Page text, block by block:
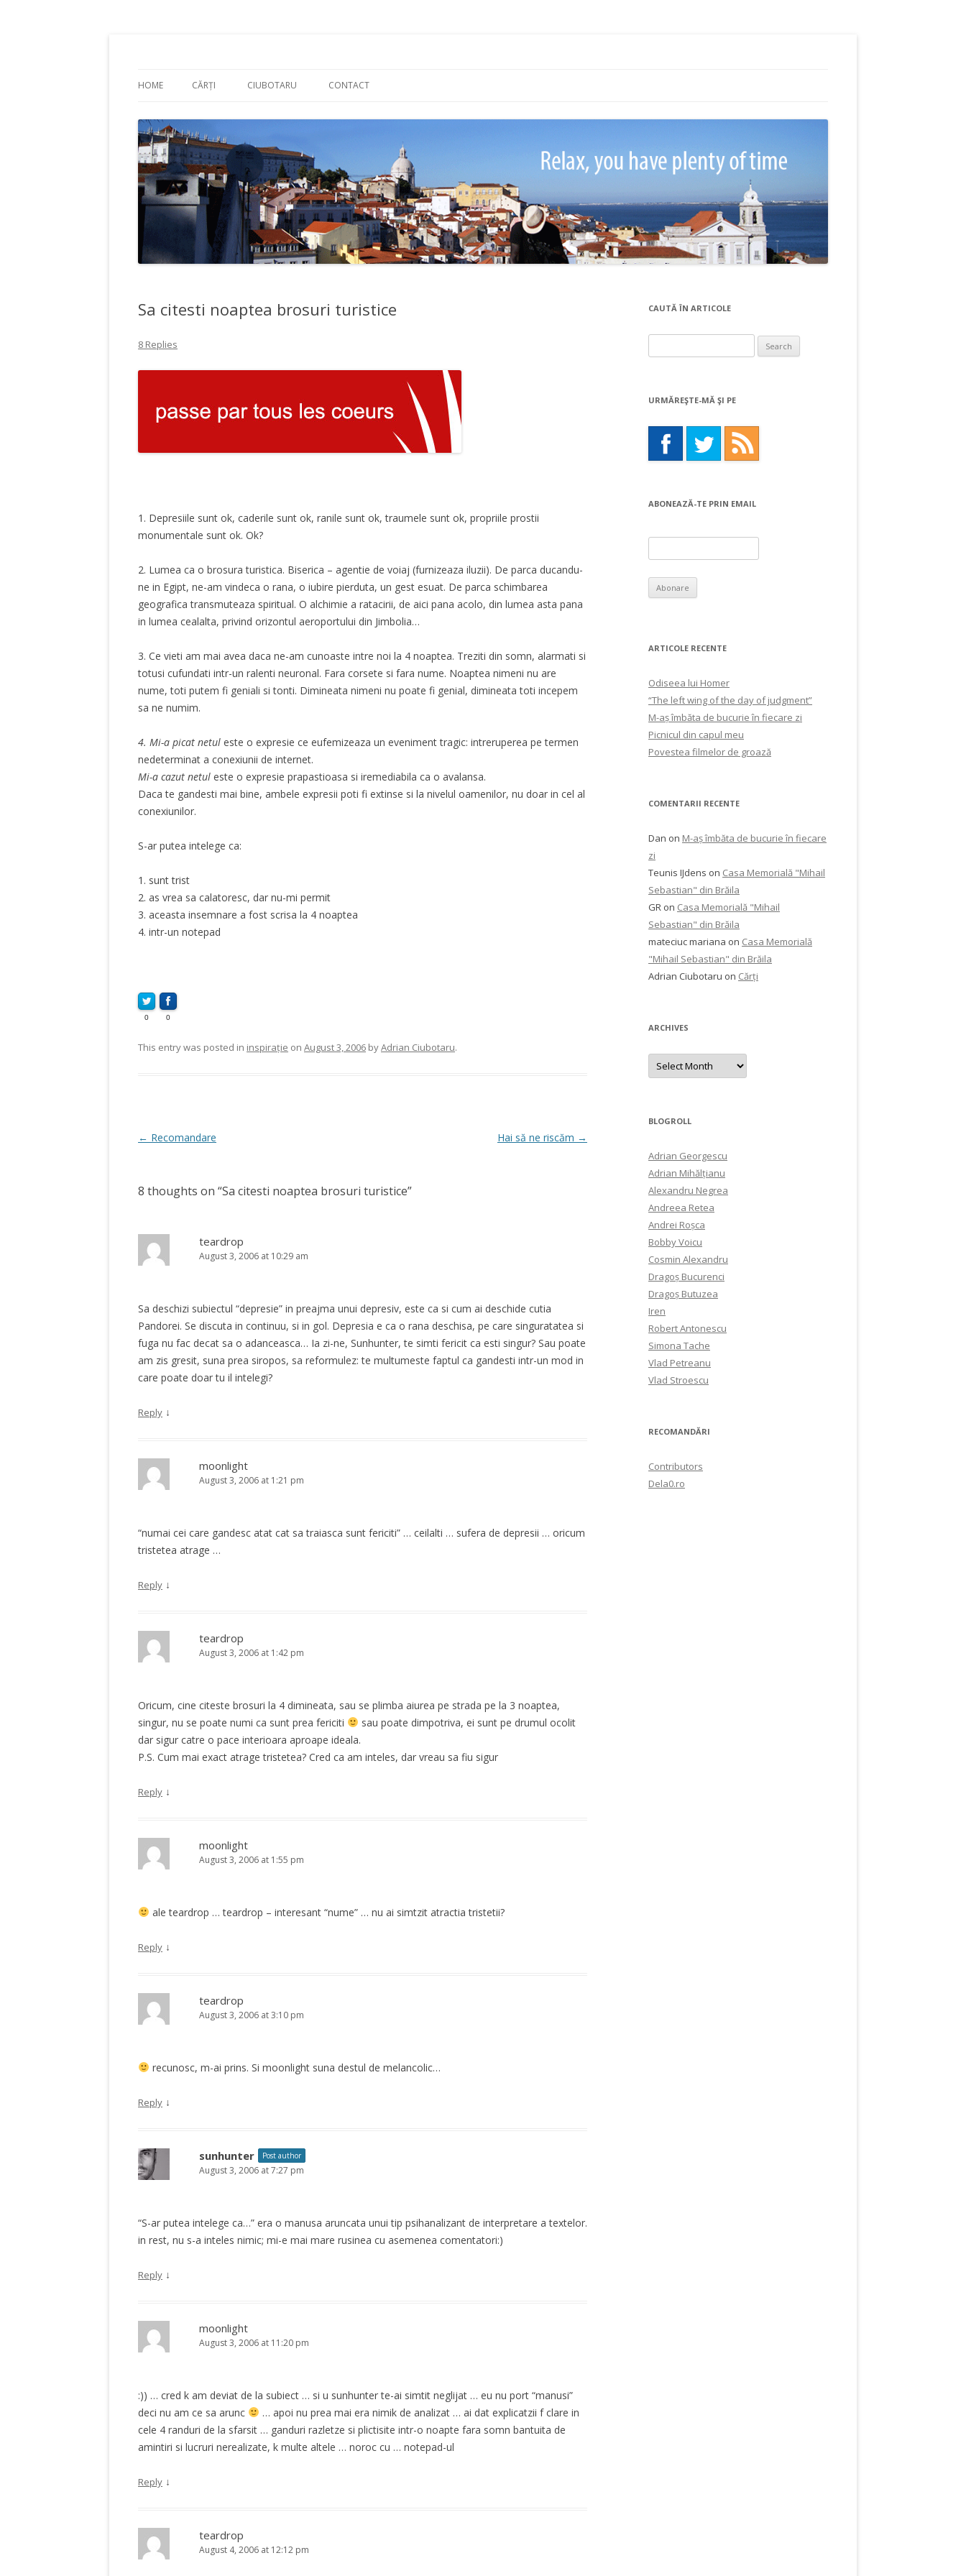
HOME CĂRȚI CIUBOTARU CONTACT
Sa citesti noaptea brosuri turistice
8 Replies
1. Depresiile sunt ok, caderile sunt ok, ranile sunt ok, traumele sunt ok, propriile prostii
monumentale sunt ok. Ok?
2. Lumea ca o brosura turistica. Biserica – agentie de voiaj (furnizeaza iluzii). De parca ducandu-
ne in Egipt, ne-am vindeca o rana, o iubire pierduta, un gest esuat. De parca schimbarea
geografica transmuteaza spiritual. O alchimie a ratacirii, de aici pana acolo, din lumea asta pana
in lumea cealalta, privind orizontul aeroportului din Jimbolia…
3. Ce vieti am mai avea daca ne-am cunoaste intre noi la 4 noaptea. Treziti din somn, alarmati si
totusi cufundati intr-un ralenti neuronal. Fara corsete si fara nume. Noaptea nimeni nu are
nume, toti putem fi geniali si tonti. Dimineata nimeni nu poate fi genial, dimineata toti incepem
sa ne numim.
4. Mi-a picat netul este o expresie ce eufemizeaza un eveniment tragic: intreruperea pe termen
nedeterminat a conexiunii de internet.
Mi-a cazut netul este o expresie prapastioasa si iremediabila ca o avalansa.
Daca te gandesti mai bine, ambele expresii poti fi extinse si la nivelul oamenilor, nu doar in cel al
conexiunilor.
S-ar putea intelege ca:
1. sunt trist
2. as vrea sa calatoresc, dar nu-mi permit
3. aceasta insemnare a fost scrisa la 4 noaptea
4. intr-un notepad
0 0
This entry was posted in inspirație on August 3, 2006 byAdrian Ciubotaru.
Post
← Recomandare Hai să ne riscăm →
8 thoughts on “Sa citesti noaptea brosuri turistice”
teardrop
August 3, 2006 at 10:29 am
Sa deschizi subiectul “depresie” in preajma unui depresiv, este ca si cum ai deschide cutia
Pandorei. Se discuta in continuu, si in gol. Depresia e ca o rana deschisa, pe care singuratatea si
fuga nu fac decat sa o adanceasca… Ia zi-ne, Sunhunter, te simti fericit ca esti singur? Sau poate
am zis gresit, suna prea siropos, sa reformulez: te multumeste faptul ca gandesti intr-un mod in
care poate doar tu il intelegi?
Reply ↓
moonlight
August 3, 2006 at 1:21 pm
“numai cei care gandesc atat cat sa traiasca sunt fericiti” … ceilalti … sufera de depresii … oricum
tristetea atrage …
Reply ↓
teardrop
August 3, 2006 at 1:42 pm
Oricum, cine citeste brosuri la 4 dimineata, sau se plimba aiurea pe strada pe la 3 noaptea,
singur, nu se poate numi ca sunt prea fericiti
sau poate dimpotriva, ei sunt pe drumul ocolit
dar sigur catre o pace interioara aproape ideala.
P.S. Cum mai exact atrage tristetea? Cred ca am inteles, dar vreau sa fiu sigur
Reply ↓
moonlight
August 3, 2006 at 1:55 pm
ale teardrop … teardrop – interesant “nume” … nu ai simtzit atractia tristetii?
Reply ↓
teardrop
August 3, 2006 at 3:10 pm
recunosc, m-ai prins. Si moonlight suna destul de melancolic…
Reply ↓
sunhunter Post author
August 3, 2006 at 7:27 pm
“S-ar putea intelege ca…” era o manusa aruncata unui tip psihanalizant de interpretare a textelor.
in rest, nu s-a inteles nimic; mi-e mai mare rusinea cu asemenea comentatori:)
Reply ↓
moonlight
August 3, 2006 at 11:20 pm
:)) … cred k am deviat de la subiect … si u sunhunter te-ai simtit neglijat … eu nu port “manusi”
deci nu am ce sa arunc
… apoi nu prea mai era nimik de analizat … ai dat explicatzii f clare in
cele 4 randuri de la sfarsit … ganduri razletze si plictisite intr-o noapte fara somn bantuita de
amintiri si lucruri nerealizate, k multe altele … noroc cu … notepad-ul
Reply ↓
teardrop
August 4, 2006 at 12:12 pm
CAUTĂ ÎN ARTICOLE
for:
URMĂREŞTE-MĂ ŞI PE
ABONEAZĂ-TE PRIN EMAIL
ARTICOLE RECENTE
Odiseea lui Homer
“The left wing of the day of judgment”
M-aș îmbăta de bucurie în fiecare zi
Picnicul din capul meu
Povestea filmelor de groază
COMENTARII RECENTE
Dan on M-aș îmbăta de bucurie în fiecare
zi
Teunis IJdens on Casa Memorială "Mihail
Sebastian" din Brăila
GR on Casa Memorială "Mihail
Sebastian" din Brăila
mateciuc mariana on Casa Memorială
"Mihail Sebastian" din Brăila
Adrian Ciubotaru on Cărți
ARCHIVES
Archives
BLOGROLL
Adrian Georgescu
Adrian Mihălțianu
Alexandru Negrea
Andreea Retea
Andrei Roșca
Bobby Voicu
Cosmin Alexandru
Dragoș Bucurenci
Dragoș Butuzea
Iren
Robert Antonescu
Simona Tache
Vlad Petreanu
Vlad Stroescu
RECOMANDĂRI
Contributors
Dela0.ro